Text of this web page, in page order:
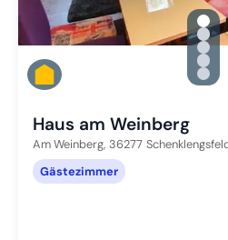
Zu
Zu
Zu
Zu
Zu
Haus am Weinberg
Am Weinberg, 36277
Gästezimmer